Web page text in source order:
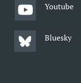
Youtube
Bluesky